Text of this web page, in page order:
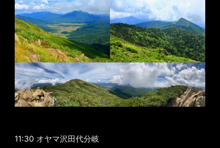
11:30 オヤマ沢田代分岐